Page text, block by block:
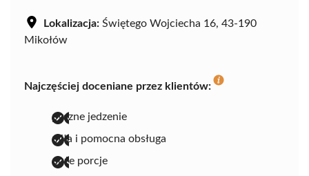
Lokalizacja: Świętego Wojciecha 16, 43-190
Mikołów
Najczęściej doceniane przez klientów:
pyszne jedzenie
miła i pomocna obsługa
duże porcje